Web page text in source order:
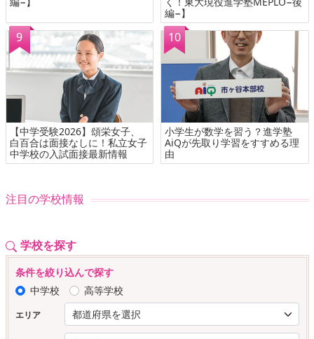
編−】
【中学受験2026】頌栄女子、
白百合は面接なしに！私立女子
中学校の入試面接最新情報
小学生が数学を習う？進学塾
AiQが先取り学習をすすめる理
由
注目の学校情報
学校を探す
条件を絞り込んで探す
中学校
高等学校
エリア